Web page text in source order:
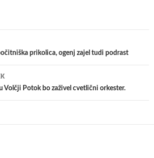
prikolica, ogenj zajel tudi podrast
Volčji Potok bo zaživel cvetlični orkester.